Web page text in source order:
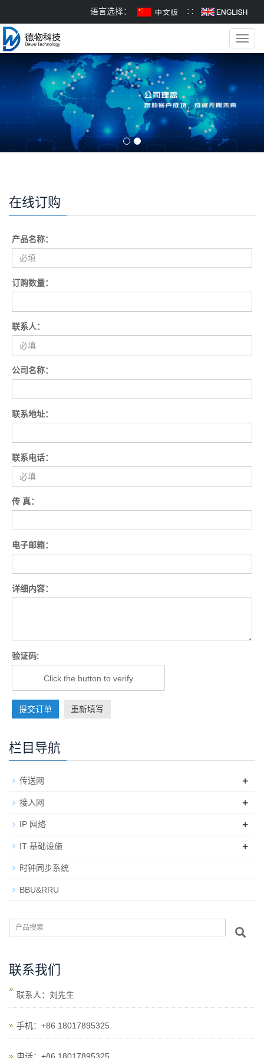
语言选择： ∷
在线订购
产品名称：
订购数量：
联系人：
公司名称：
联系地址：
联系电话：
传 真：
电子邮箱：
详细内容：
验证码:
Click the button to verify
提交订单 重新填写
栏目导航
传送网 +
接入网 +
IP 网络 +
IT 基础设施 +
时钟同步系统
BBU&RRU
联系我们
联系人：刘先生
手机：+86 18017895325